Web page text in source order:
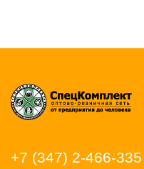
+7 (347) 2-466-335